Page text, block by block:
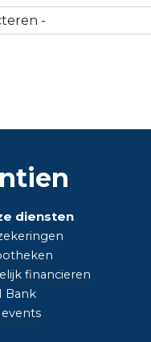
diensten
financieren
Bank
events